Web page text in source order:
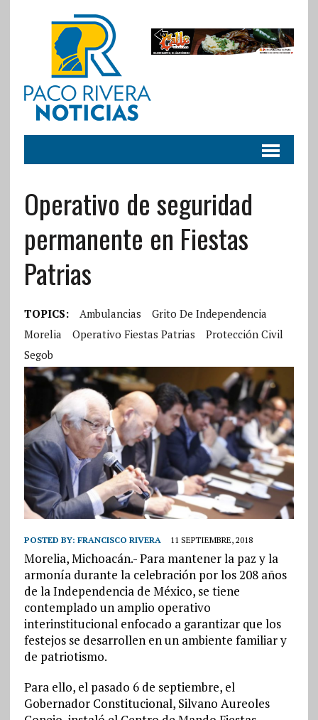
Operativo de seguridad
permanente en Fiestas
Patrias
TOPICS: Ambulancias
Grito De Independencia
Morelia
Operativo Fiestas Patrias
Protección Civil
Segob
POSTED BY: FRANCISCO RIVERA 11 SEPTIEMBRE, 2018
Morelia, Michoacán.- Para mantener la paz y la
armonía durante la celebración por los 208 años
de la Independencia de México, se tiene
contemplado un amplio operativo
interinstitucional enfocado a garantizar que los
festejos se desarrollen en un ambiente familiar y
de patriotismo.
Para ello, el pasado 6 de septiembre, el
Gobernador Constitucional, Silvano Aureoles